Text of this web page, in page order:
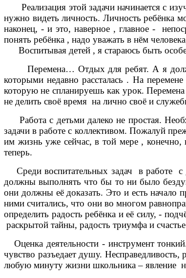
Реализация этой задачи начинается с
нужно видеть личность. Личность ребёнка
наконец, - и это, наверное , главное -
понять ребёнка , надо уважать в нём
Воспитывая детей , я стараюсь быть
Перемена… Отдых для ребят. А я должна
которыми недавно рассталась . На
которую не спланируешь как урок.
не делить своё время на лично своё и
Работа с детьми далеко не простая.
задачи в работе с коллективом. Пожалуй
им жизнь уже сейчас, в той мере ,
теперь.
Среди воспитательных задач в работе с
должны выполнять что бы то ни было
они должны её доказать. Это и есть начало
ними считались, что они во многом
определить радость ребёнка и её силу, -
раскрытой тайны, радость триумфа и
Оценка деятельности - инструмент
чувство разъедает душу.
любую минуту жизни школьника – явление